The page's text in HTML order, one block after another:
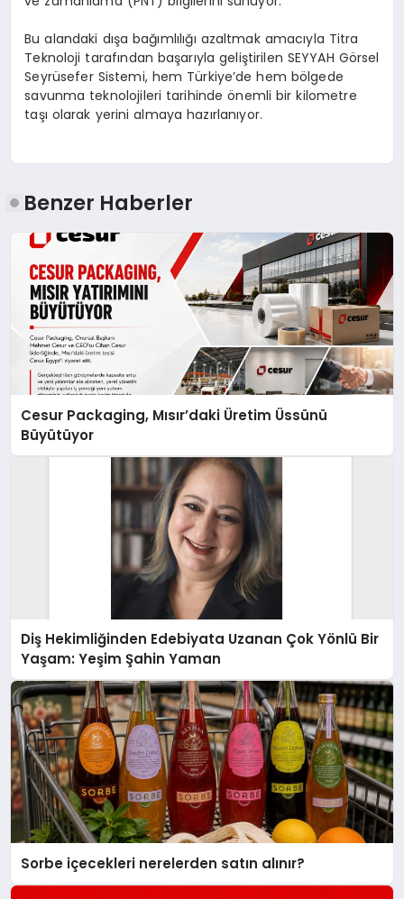
​Bu alandaki dışa bağımlılığı azaltmak amacıyla Titra
Teknoloji tarafından başarıyla geliştirilen SEYYAH Görsel
Seyrüsefer Sistemi, hem Türkiye’de hem bölgede
savunma teknolojileri tarihinde önemli bir kilometre
taşı olarak yerini almaya hazırlanıyor.
Benzer Haberler
Cesur Packaging, Mısır’daki Üretim Üssünü
Büyütüyor
Diş Hekimliğinden Edebiyata Uzanan Çok Yönlü Bir
Yaşam: Yeşim Şahin Yaman
Sorbe içecekleri nerelerden satın alınır?